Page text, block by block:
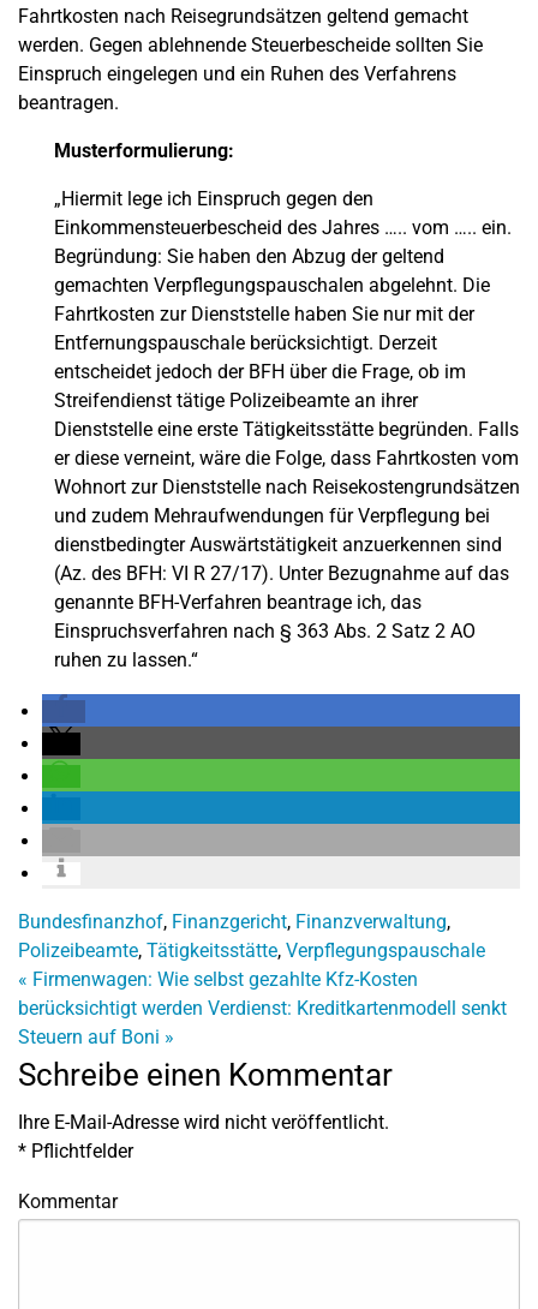
Fahrtkosten nach Reisegrundsätzen geltend gemacht
werden. Gegen ablehnende Steuerbescheide sollten Sie
Einspruch eingelegen und ein Ruhen des Verfahrens
beantragen.
Musterformulierung:
„Hiermit lege ich Einspruch gegen den
Einkommensteuerbescheid des Jahres ….. vom ….. ein.
Begründung: Sie haben den Abzug der geltend
gemachten Verpflegungspauschalen abgelehnt. Die
Fahrtkosten zur Dienststelle haben Sie nur mit der
Entfernungspauschale berücksichtigt. Derzeit
entscheidet jedoch der BFH über die Frage, ob im
Streifendienst tätige Polizeibeamte an ihrer
Dienststelle eine erste Tätigkeitsstätte begründen. Falls
er diese verneint, wäre die Folge, dass Fahrtkosten vom
Wohnort zur Dienststelle nach Reisekostengrundsätzen
und zudem Mehraufwendungen für Verpflegung bei
dienstbedingter Auswärtstätigkeit anzuerkennen sind
(Az. des BFH: VI R 27/17). Unter Bezugnahme auf das
genannte BFH-Verfahren beantrage ich, das
Einspruchsverfahren nach § 363 Abs. 2 Satz 2 AO
ruhen zu lassen.“
Bundesfinanzhof, Finanzgericht, Finanzverwaltung,
Polizeibeamte, Tätigkeitsstätte, Verpflegungspauschale
« Firmenwagen: Wie selbst gezahlte Kfz-Kosten
berücksichtigt werden Verdienst: Kreditkartenmodell senkt
Steuern auf Boni »
Schreibe einen Kommentar
Ihre E-Mail-Adresse wird nicht veröffentlicht.
* Pflichtfelder
Kommentar